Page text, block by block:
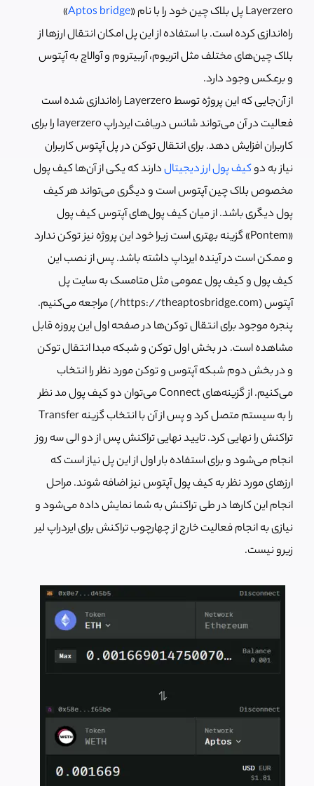
Layerzero پل بلاک چین خود را با نام «
Aptos bridge
»
راه‌اندازی کرده است. با استفاده از این پل امکان انتقال ارزها از
بلاک چین‌های مختلف مثل اتریوم، آربیتروم و آوالاچ به آپتوس
و برعکس وجود دارد.
از آن‌جایی که این پروژه توسط Layerzero راه‌اندازی شده است
فعالیت در آن می‌تواند شانس دریافت ایردراپ layerzero را برای
کاربران افزایش دهد. برای انتقال توکن در پل آپتوس کاربران
نیاز به دوکیف پول ارز دیجیتالدارند که یکی از آن‌ها کیف پول
مخصوص بلاک چین آپتوس است و دیگری می‌تواند هر کیف
پول دیگری باشد. از میان کیف پول‌های آپتوس کیف پول
«Pontem» گزینه بهتری است زیرا خود این پروژه نیز توکن ندارد
و ممکن است در آینده ایرداپ داشته باشد. پس از نصب این
کیف پول و کیف پول عمومی مثل متامسک به سایت پل
آپتوس (https://theaptosbridge.com/) مراجعه می‌کنیم.
پنجره موجود برای انتقال توکن‌ها در صفحه اول این پروزه قابل
مشاهده است. در بخش اول توکن و شبکه‌ مبدا انتقال توکن
و در بخش دوم شبکه آپتوس و توکن مورد نظر را انتخاب
می‌کنیم. از گزینه‌های Connect می‌توان دو کیف پول مد نظر
را به سیستم متصل کرد و پس از آن با انتخاب گزینه Transfer
تراکنش را نهایی کرد. تایید نهایی تراکنش پس از دو الی سه روز
انجام می‌شود و برای استفاده بار اول از این پل نیاز است که
ارزهای مورد نظر به کیف پول آپتوس نیز اضافه شوند. مراحل
انجام این کارها در طی تراکنش به شما نمایش داده می‌شود و
نیازی به انجام فعالیت خارج از چهارچوب تراکنش برای ایردراپ لیر
زیرو نیست.